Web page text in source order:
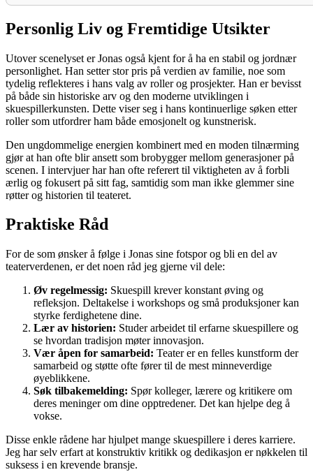
Personlig Liv og Fremtidige Utsikter
Utover scenelyset er Jonas også kjent for å ha en stabil og jordnær
personlighet. Han setter stor pris på verdien av familie, noe som
tydelig reflekteres i hans valg av roller og prosjekter. Han er bevisst
på både sin historiske arv og den moderne utviklingen i
skuespillerkunsten. Dette viser seg i hans kontinuerlige søken etter
roller som utfordrer ham både emosjonelt og kunstnerisk.
Den ungdommelige energien kombinert med en moden tilnærming
gjør at han ofte blir ansett som brobygger mellom generasjoner på
scenen. I intervjuer har han ofte referert til viktigheten av å forbli
ærlig og fokusert på sitt fag, samtidig som man ikke glemmer sine
røtter og historien til teateret.
Praktiske Råd
For de som ønsker å følge i Jonas sine fotspor og bli en del av
teaterverdenen, er det noen råd jeg gjerne vil dele:
Øv regelmessig: Skuespill krever konstant øving og
refleksjon. Deltakelse i workshops og små produksjoner kan
styrke ferdighetene dine.
Lær av historien: Studer arbeidet til erfarne skuespillere og
se hvordan tradisjon møter innovasjon.
Vær åpen for samarbeid: Teater er en felles kunstform der
samarbeid og støtte ofte fører til de mest minneverdige
øyeblikkene.
Søk tilbakemelding: Spør kolleger, lærere og kritikere om
deres meninger om dine opptredener. Det kan hjelpe deg å
vokse.
Disse enkle rådene har hjulpet mange skuespillere i deres karriere.
Jeg har selv erfart at konstruktiv kritikk og dedikasjon er nøkkelen til
suksess i en krevende bransje.